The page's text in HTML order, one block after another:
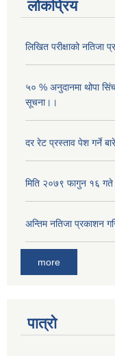
लोकप्रिय
लिखित परीक्षाको नतिजा
५० % अनुदानमा थोपा
सूचना।।
दर रेट प्रस्ताव पेश गर्ने
मिति २०७९ फागुन १६ गते
अन्तिम नतिजा प्रकाशन
more
पात्रो